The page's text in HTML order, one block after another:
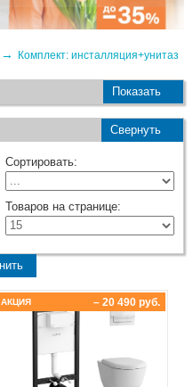
→ Комплект: инсталляция+унитаз
Показать
Свернуть
Сортировать:
Товаров на странице:
– 20 490 руб.
АКЦИЯ